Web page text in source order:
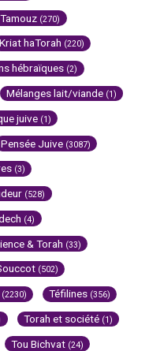
(270)
Kriat haTorah (220)
hébraïques (2)
Mélanges lait/viande (1)
juive (1)
Pensée Juive (3087)
(3)
(528)
(4)
& Torah (33)
(502)
(2230) Téfilines (356)
Torah et société (1)
Tou Bichvat (24)